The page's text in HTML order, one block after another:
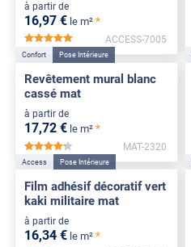
à partir de
16,97 € le m² *
ACCESS-7005
Confort Pose Intérieure
Revêtement mural blanc
cassé mat
à partir de
17,72 € le m² *
*****
MAT-2320
Access Pose Intérieure
Film adhésif décoratif vert
kaki militaire mat
à partir de
16,34 € le m² *